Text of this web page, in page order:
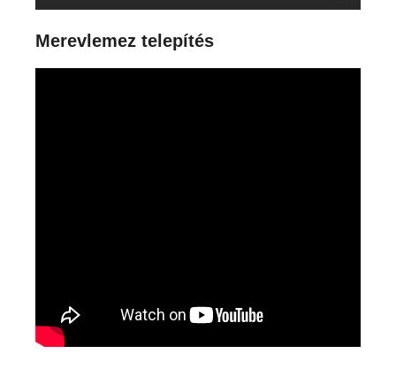
Merevlemez telepítés